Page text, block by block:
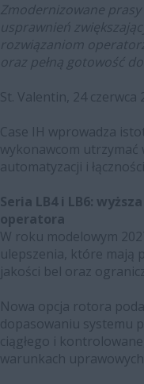
Zmodernizowane prasy
usprawnień
rozwiązaniom
oraz pełną gotowość
St. Valentin, 24 czerwca
Case IH wprowadza
wykonawcom utrzymać
automatyzacji i łączności.
Seria LB4 i LB6:
operatora
W roku modelowym
ulepszenia, które mają
jakości bel oraz
Nowa opcja rotora
dopasowaniu systemu
ciągłego i
warunkach uprawowych.